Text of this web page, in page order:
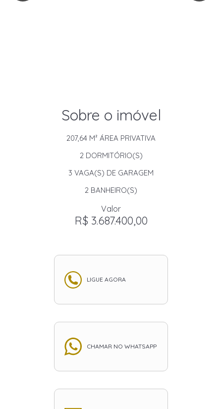
Sobre o imóvel
207,64 M² ÁREA PRIVATIVA
2DORMITÓRIO(S)
3 VAGA(S) DE GARAGEM
2 BANHEIRO(S)
Valor
R$ 3.687.400,00
LIGUE AGORA
CHAMAR NO WHATSAPP